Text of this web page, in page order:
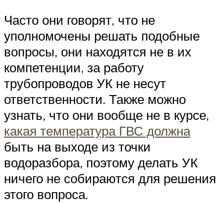
Часто они говорят, что не
уполномочены решать подобные
вопросы, они находятся не в их
компетенции, за работу
трубопроводов УК не несут
ответственности. Также можно
узнать, что они вообще не в курсе,
какая температура ГВС должна
быть на выходе из точки
водоразбора, поэтому делать УК
ничего не собираются для решения
этого вопроса.